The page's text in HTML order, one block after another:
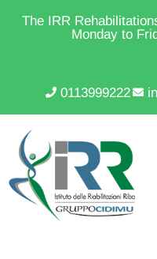
The IRR
Monday to
0113999222